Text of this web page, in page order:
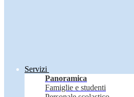
Servizi
Panoramica
Famiglie e studenti